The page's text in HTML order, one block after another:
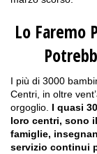
Lo Faremo
I più di 3000
Centri, in oltre
orgoglio. I quasi
loro centri, sono
famiglie,
servizio continui